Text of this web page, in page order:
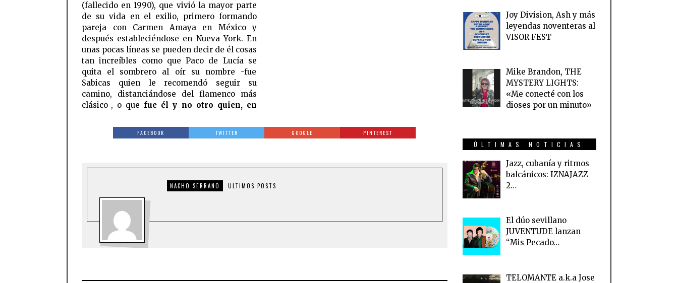
(fallecido en 1990), que vivió la mayor parte
de su vida en el exilio, primero formando
pareja con Carmen Amaya en México y
después estableciéndose en Nueva York. En
unas pocas líneas se pueden decir de él cosas
tan increíbles como que Paco de Lucía se
quita el sombrero al oír su nombre -fue
Sabicas quien le recomendó seguir su
camino, distanciándose del flamenco más
clásico-, o que fue él y no otro quien, en
FACEBOOK TWITTER GOOGLE PINTEREST
NACHO SERRANO ULTIMOS POSTS
Joy Division, Ash y más
leyendas noventeras al
VISOR FEST
Mike Brandon, THE
MYSTERY LIGHTS:
«Me conecté con los
dioses por un minuto»
ÚLTIMAS NOTICIAS
Jazz, cubanía y ritmos
balcánicos: IZNAJAZZ
2…
El dúo sevillano
JUVENTUDE lanzan
“Mis Pecado…
TELOMANTE a.k.a Jose